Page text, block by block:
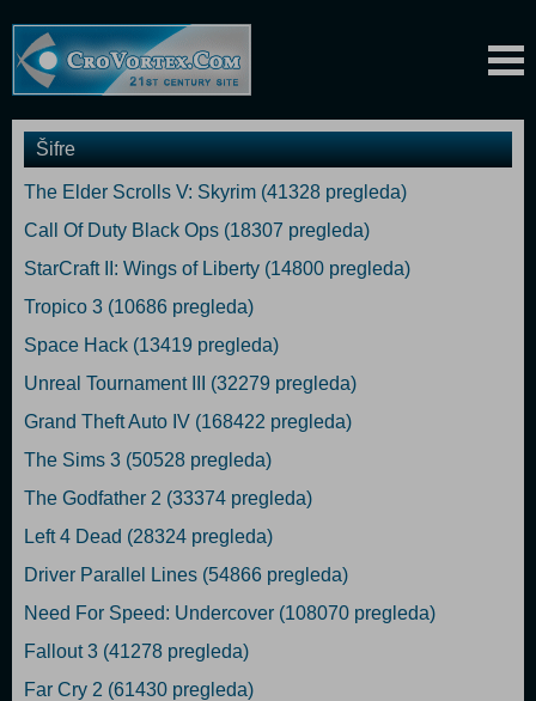
Šifre
The Elder Scrolls V: Skyrim (41328 pregleda)
Call Of Duty Black Ops (18307 pregleda)
StarCraft II: Wings of Liberty (14800 pregleda)
Tropico 3 (10686 pregleda)
Space Hack (13419 pregleda)
Unreal Tournament III (32279 pregleda)
Grand Theft Auto IV (168422 pregleda)
The Sims 3 (50528 pregleda)
The Godfather 2 (33374 pregleda)
Left 4 Dead (28324 pregleda)
Driver Parallel Lines (54866 pregleda)
Need For Speed: Undercover (108070 pregleda)
Fallout 3 (41278 pregleda)
Far Cry 2 (61430 pregleda)